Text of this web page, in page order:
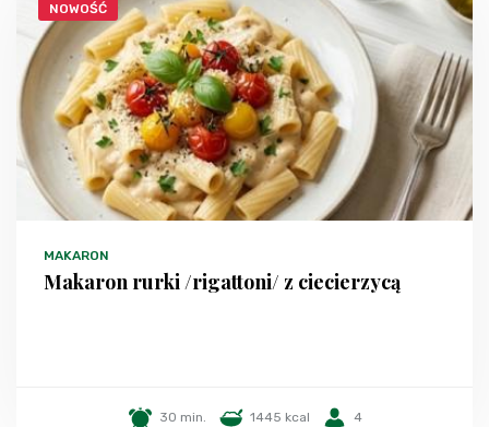
NOWOŚĆ
MAKARON
Makaron rurki /rigattoni/ z ciecierzycą
30 min. 1445 kcal 4